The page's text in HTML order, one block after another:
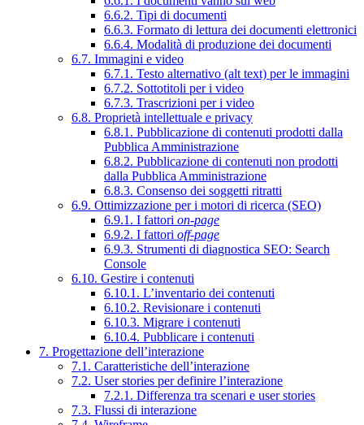
6.6.2. Tipi di documenti
6.6.3. Formato di lettura dei documenti elettronici
6.6.4. Modalità di produzione dei documenti
6.7. Immagini e video
6.7.1. Testo alternativo (alt text) per le immagini
6.7.2. Sottotitoli per i video
6.7.3. Trascrizioni per i video
6.8. Proprietà intellettuale e privacy
6.8.1. Pubblicazione di contenuti prodotti dalla
Pubblica Amministrazione
6.8.2. Pubblicazione di contenuti non prodotti
dalla Pubblica Amministrazione
6.8.3. Consenso dei soggetti ritratti
6.9. Ottimizzazione per i motori di ricerca (SEO)
6.9.1. I fattori on-page
6.9.2. I fattori off-page
6.9.3. Strumenti di diagnostica SEO: Search
Console
6.10. Gestire i contenuti
6.10.1. L’inventario dei contenuti
6.10.2. Revisionare i contenuti
6.10.3. Migrare i contenuti
6.10.4. Pubblicare i contenuti
7. Progettazione dell’interazione
7.1. Caratteristiche dell’interazione
7.2. User stories per definire l’interazione
7.2.1. Differenza tra scenari e user stories
7.3. Flussi di interazione